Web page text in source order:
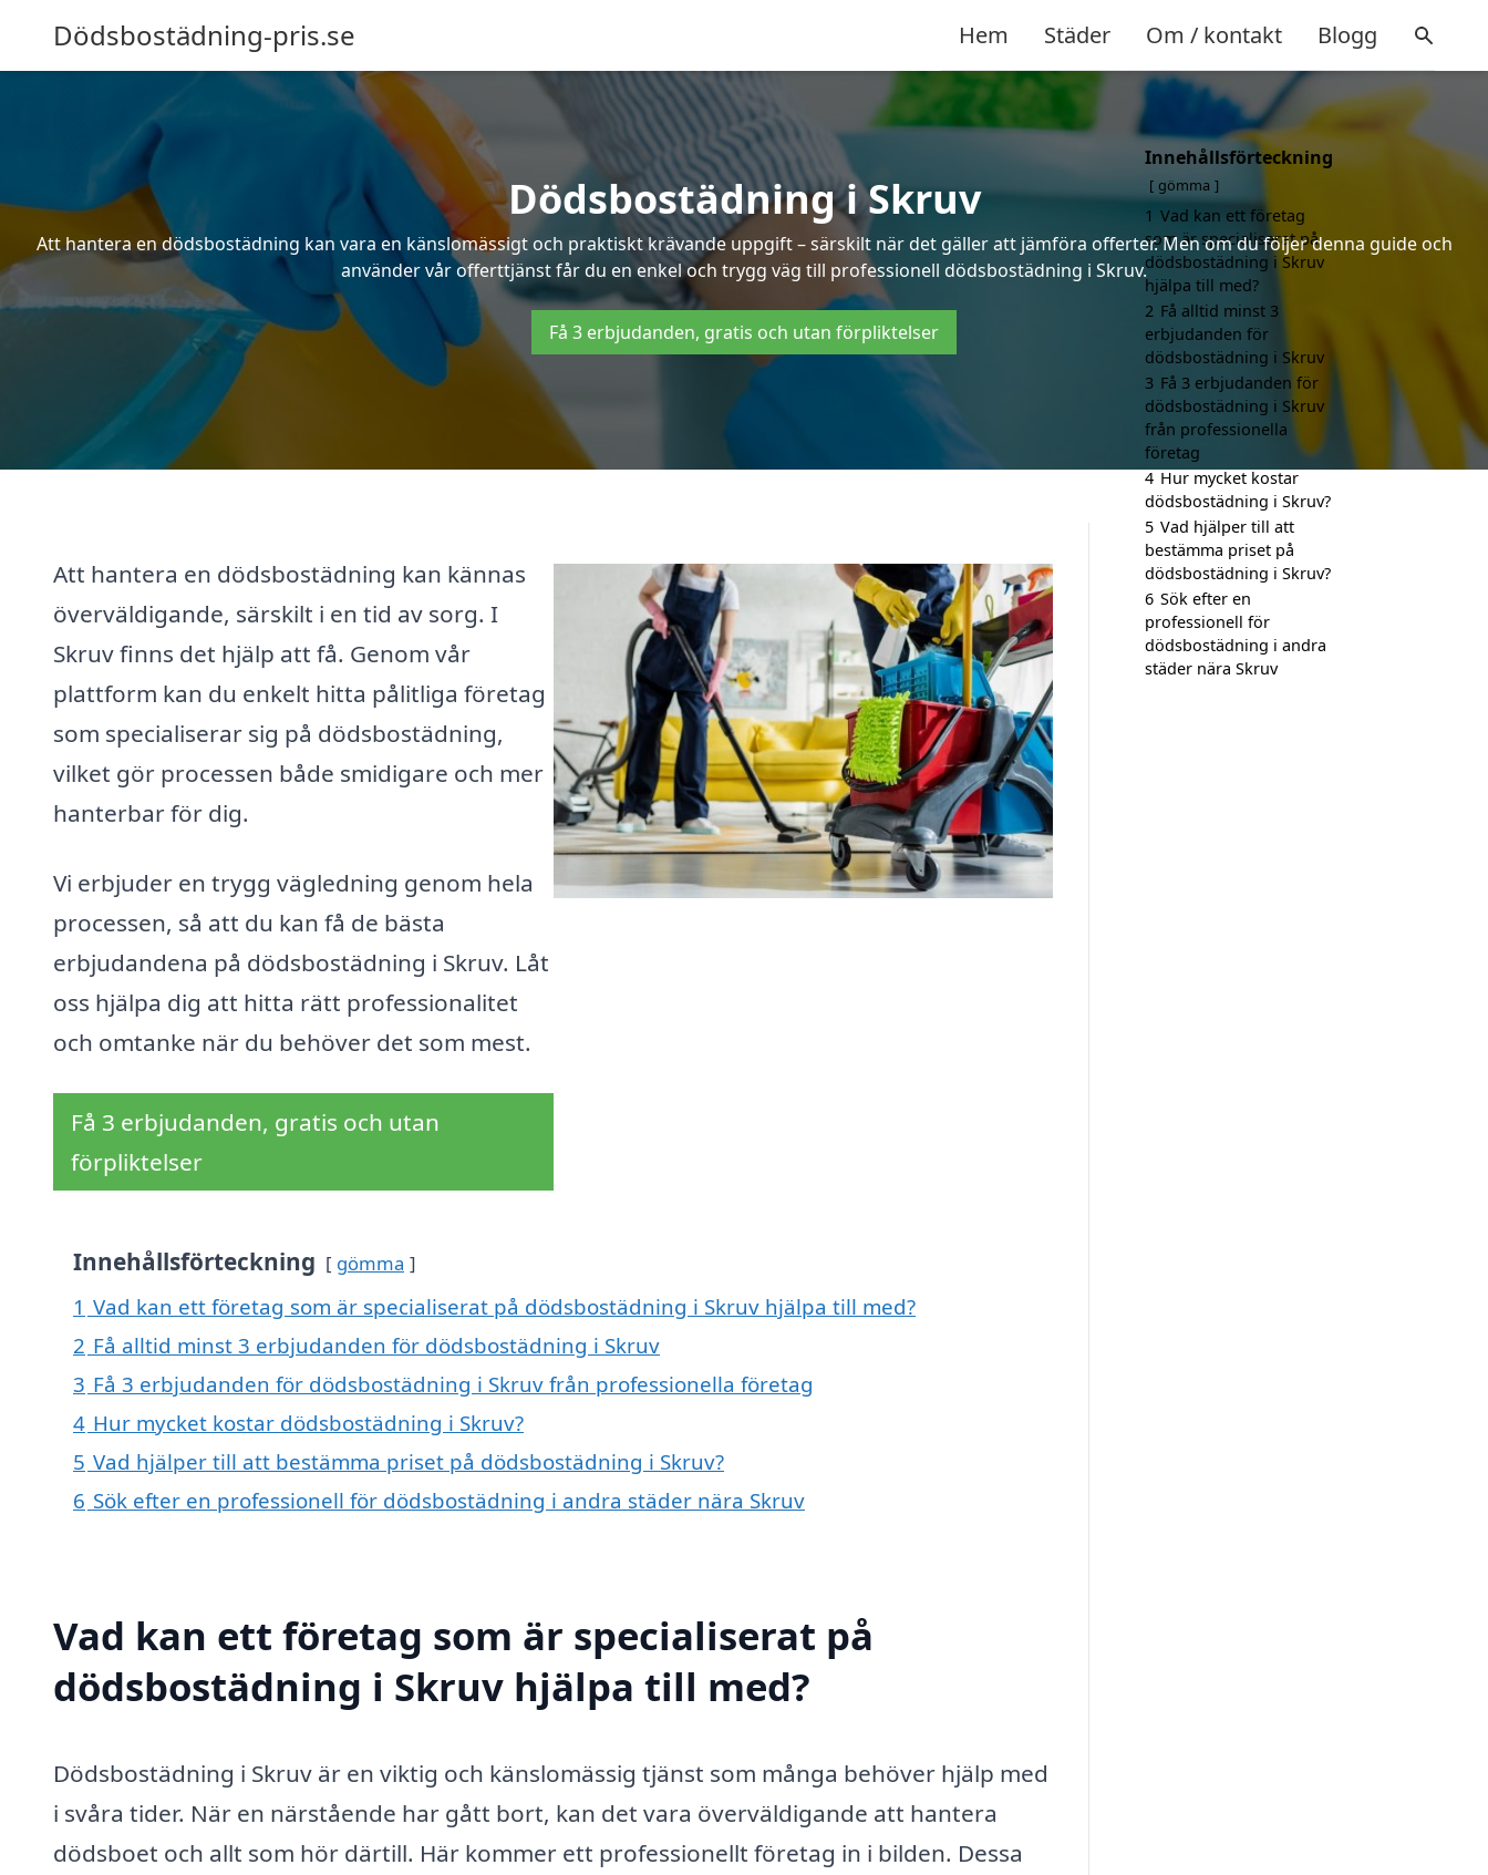
Dödsbostädning-pris.se Hem Städer Om / kontakt Blogg
Dödsbostädning i Skruv
Att hantera en dödsbostädning kan vara en känslomässigt och praktiskt krävande uppgift – särskilt när det gäller att jämföra offerter. Men om du följer denna guide och
använder vår offerttjänst får du en enkel och trygg väg till professionell dödsbostädning i Skruv.
Få 3 erbjudanden, gratis och utan förpliktelser
Att hantera en dödsbostädning kan kännas
överväldigande, särskilt i en tid av sorg. I
Skruv finns det hjälp att få. Genom vår
plattform kan du enkelt hitta pålitliga företag
som specialiserar sig på dödsbostädning,
vilket gör processen både smidigare och mer
hanterbar för dig.
Vi erbjuder en trygg vägledning genom hela
processen, så att du kan få de bästa
erbjudandena på dödsbostädning i Skruv. Låt
oss hjälpa dig att hitta rätt professionalitet
och omtanke när du behöver det som mest.
Få 3 erbjudanden, gratis och utan
förpliktelser
Innehållsförteckning gömma
1 Vad kan ett företag som är specialiserat på dödsbostädning i Skruv hjälpa till med?
2 Få alltid minst 3 erbjudanden för dödsbostädning i Skruv
3 Få 3 erbjudanden för dödsbostädning i Skruv från professionella företag
4 Hur mycket kostar dödsbostädning i Skruv?
5 Vad hjälper till att bestämma priset på dödsbostädning i Skruv?
6 Sök efter en professionell för dödsbostädning i andra städer nära Skruv
Vad kan ett företag som är specialiserat på
dödsbostädning i Skruv hjälpa till med?
Dödsbostädning i Skruv är en viktig och känslomässig tjänst som många behöver hjälp med
i svåra tider. När en närstående har gått bort, kan det vara överväldigande att hantera
dödsboet och allt som hör därtill. Här kommer ett professionellt företag in i bilden. Dessa
Innehållsförteckning
gömma
1 Vad kan ett företag
som är specialiserat på
dödsbostädning i Skruv
hjälpa till med?
2 Få alltid minst 3
erbjudanden för
dödsbostädning i Skruv
3 Få 3 erbjudanden för
dödsbostädning i Skruv
från professionella
företag
4 Hur mycket kostar
dödsbostädning i Skruv?
5 Vad hjälper till att
bestämma priset på
dödsbostädning i Skruv?
6 Sök efter en
professionell för
dödsbostädning i andra
städer nära Skruv